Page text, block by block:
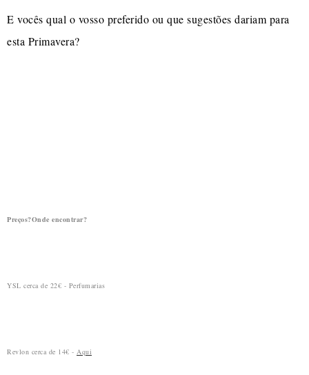
E vocês qual o vosso preferido ou que sugestões dariam para
esta Primavera?
Preços?Onde encontrar?
YSL cerca de 22€ - Perfumarias
Revlon cerca de 14€ - Aqui